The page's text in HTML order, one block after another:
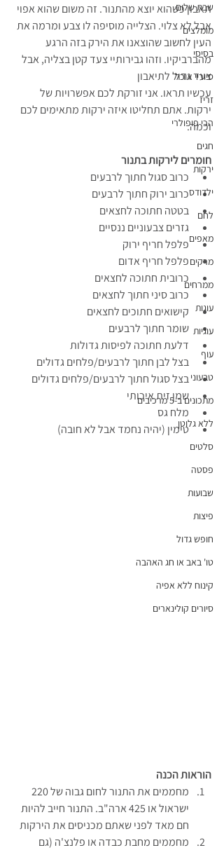
שבת שלום
מומלצים
בסיסי
סיוריי אוכל
זריז
הכי פופולרי
חגים
ירקות
ילדודס
לחם
מאפים
מרקים
ממרחים
עוגות
עוגיות
עוף
טבעוני
מתכונים ב-5 מרכיבים
ללא גלוטן
סלטים
פסטה
שבועות
פיצות
חופש גדול
טו' באב או חג האהבה
קינוח ללא אפיה
סיורים קולינארים
תאבון כשהוא יוצא מהתנור. זה משום שהוא אפוי
אבל לא צלוי. הצלייה מוסיפה לו צבע ומרמה את
העין לחשוב שהוצאנו את הירק בזה הרגע
מהברביקיו. וזהו גבירותיי צעד קטן בצליה, אבל
צעד גדול לתיאבון
עכשיו תראו. אני זורקת לכם אפשרויות של
ירקות. אתם תחליטו איזה ירקות מתאימים לכם
וכמה.
חומרים לירקות בתנור
כרוב סגול חתוך לרבעים
כרוב ירוק חתוך לרבעים
בטטה חתוכה לחצאים
גזרים צבעוניים ננסיים
פלפל חריף ירוק
פלפל חריף אדום
כרובית חתוכה לחצאים
כרוב סיני חתוך לחצאים
קישואים חתוכים לחצאים
שומר חתוך לרבעים
דלעת חתוכה לפיסות גדולות
בצל לבן חתוך לרבעים/פלחים גדולים
בצל סגול חתוך לרבעים/פלחים גדולים
שמן זית איכותי
מלח גס
טימין (יהיה נחמד אבל לא חובה)
הוראות הכנה
ישראול או 425 ארה"ב. התנור חייב להיות
חם מאד לפני שאתם מכניסים את הירקות
מחממים מחבת כבדה או פלנצ'ה (גם